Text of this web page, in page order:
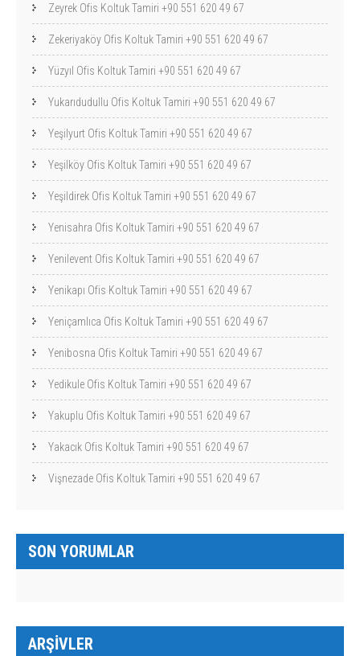
Zeyrek Ofis Koltuk Tamiri +90 551 620 49 67
Zekeriyaköy Ofis Koltuk Tamiri +90 551 620 49 67
Yüzyıl Ofis Koltuk Tamiri +90 551 620 49 67
Yukarıdudullu Ofis Koltuk Tamiri +90 551 620 49 67
Yeşilyurt Ofis Koltuk Tamiri +90 551 620 49 67
Yeşilköy Ofis Koltuk Tamiri +90 551 620 49 67
Yeşildirek Ofis Koltuk Tamiri +90 551 620 49 67
Yenisahra Ofis Koltuk Tamiri +90 551 620 49 67
Yenilevent Ofis Koltuk Tamiri +90 551 620 49 67
Yenikapı Ofis Koltuk Tamiri +90 551 620 49 67
Yeniçamlıca Ofis Koltuk Tamiri +90 551 620 49 67
Yenibosna Ofis Koltuk Tamiri +90 551 620 49 67
Yedikule Ofis Koltuk Tamiri +90 551 620 49 67
Yakuplu Ofis Koltuk Tamiri +90 551 620 49 67
Yakacık Ofis Koltuk Tamiri +90 551 620 49 67
Vişnezade Ofis Koltuk Tamiri +90 551 620 49 67
SON YORUMLAR
ARŞIVLER